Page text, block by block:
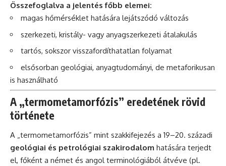
Összefoglalva a jelentés főbb elemei:
magas hőmérséklet hatására lejátszódó változás
szerkezeti, kristály- vagy anyagszerkezeti átalakulás
tartós, sokszor visszafordíthatatlan folyamat
elsősorban geológiai, anyagtudományi, de metaforikusan
is használható
A „termometamorfózis” eredetének rövid
története
A „termometamorfózis” mint szakkifejezés a 19–20. századi
geológiai és petrológiai szakirodalom hatására terjedt
el, főként a német és angol terminológiából átvéve (pl.